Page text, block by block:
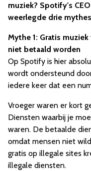
muziek? Spotify's
weerlegde drie
Mythe 1: Gratis
niet betaald worden
Op Spotify is hier
wordt ondersteund
iedere keer dat een
Vroeger waren er kort
Diensten waarbij je
waren. De betaalde
omdat mensen niet
gratis op illegale sites
illegale diensten.